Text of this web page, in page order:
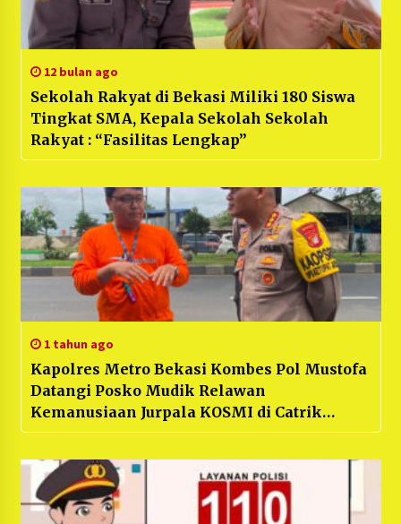
12 bulan ago
Sekolah Rakyat di Bekasi Miliki 180 Siswa
Tingkat SMA, Kepala Sekolah Sekolah
Rakyat : “Fasilitas Lengkap”
1 tahun ago
Kapolres Metro Bekasi Kombes Pol Mustofa
Datangi Posko Mudik Relawan
Kemanusiaan Jurpala KOSMI di Catrik
Cikarang Timur